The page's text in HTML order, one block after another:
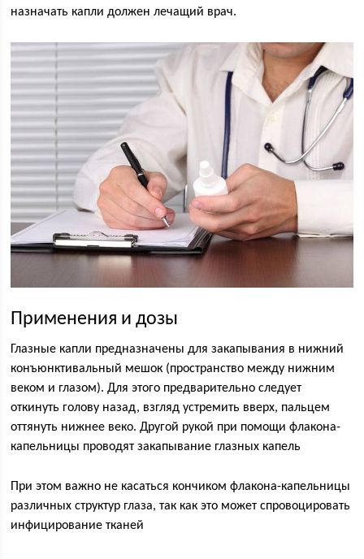
назначать капли должен лечащий врач.
Применения и дозы
Глазные капли предназначены для закапывания в нижний
конъюнктивальный мешок (пространство между нижним
веком и глазом). Для этого предварительно следует
откинуть голову назад, взгляд устремить вверх, пальцем
оттянуть нижнее веко. Другой рукой при помощи флакона-
капельницы проводят закапывание глазных капель
При этом важно не касаться кончиком флакона-капельницы
различных структур глаза, так как это может спровоцировать
инфицирование тканей